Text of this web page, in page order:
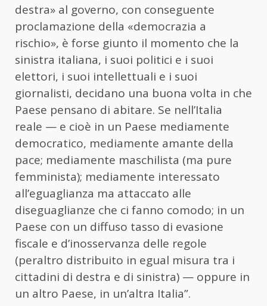
destra» al governo, con conseguente
proclamazione della «democrazia a
rischio», è forse giunto il momento che la
sinistra italiana, i suoi politici e i suoi
elettori, i suoi intellettuali e i suoi
giornalisti, decidano una buona volta in che
Paese pensano di abitare. Se nell’Italia
reale — e cioè in un Paese mediamente
democratico, mediamente amante della
pace; mediamente maschilista (ma pure
femminista); mediamente interessato
all’eguaglianza ma attaccato alle
diseguaglianze che ci fanno comodo; in un
Paese con un diffuso tasso di evasione
fiscale e d’inosservanza delle regole
(peraltro distribuito in egual misura tra i
cittadini di destra e di sinistra) — oppure in
un altro Paese, in un’altra Italia”.